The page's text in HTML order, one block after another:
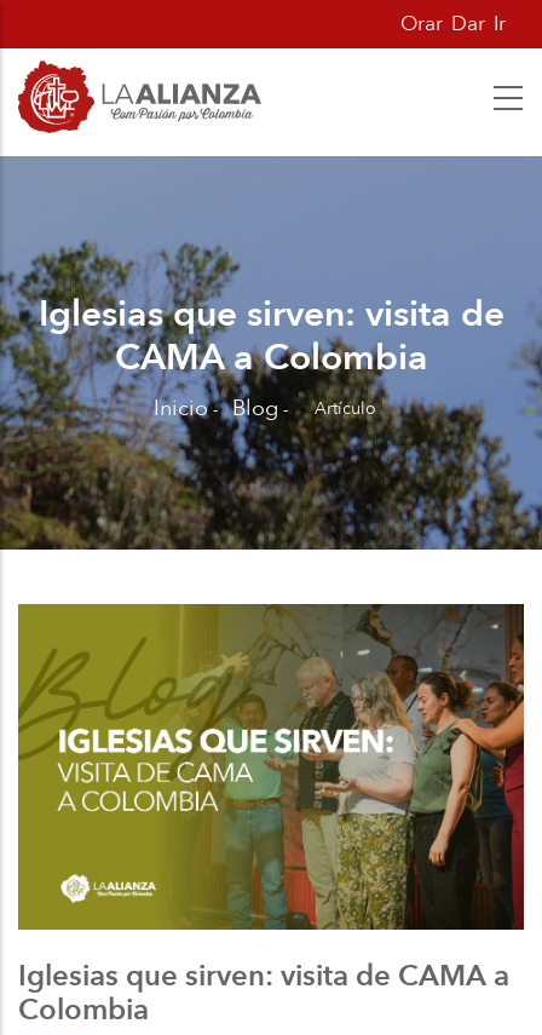
al
contenido
principal
Orar Dar Ir
Iglesias que sirven: visita de
CAMA a Colombia
Sobrescribir
enlaces
de
ayuda
la
navegación
Inicio - Blog - Artículo
Iglesias que sirven: visita de CAMA a
Colombia